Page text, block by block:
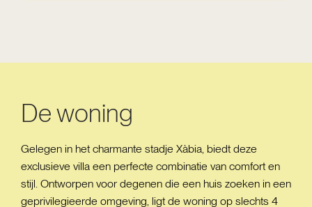
De woning
Gelegen in het charmante stadje Xàbia, biedt deze
exclusieve villa een perfecte combinatie van comfort en
stijl. Ontworpen voor degenen die een huis zoeken in een
geprivilegieerde omgeving, ligt de woning op slechts 4